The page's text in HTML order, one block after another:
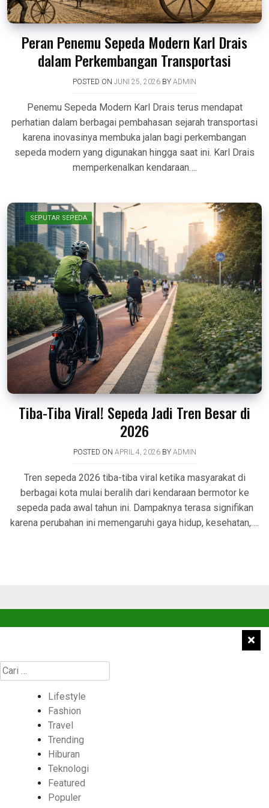
Peran Penemu Sepeda Modern Karl Drais
dalam Perkembangan Transportasi
POSTED ON JUNI 25, 2026 BY ADMIN
Penemu Sepeda Modern Karl Drais terus mendapat
perhatian dalam berbagai pembahasan sejarah transportasi
karena inovasinya membuka jalan bagi perkembangan
sepeda modern yang digunakan hingga saat ini. Karl Drais
memperkenalkan kendaraan….
SEPUTAR SEPEDA
Tiba-Tiba Viral! Sepeda Jadi Tren Besar di
2026
POSTED ON APRIL 4, 2026BY ADMIN
Tren sepeda 2026 tiba-tiba viral ketika masyarakat di
berbagai kota mulai beralih dari kendaraan bermotor ke
sepeda pada awal tahun ini. Dampaknya terasa signifikan
karena perubahan ini memengaruhi gaya hidup, kesehatan,….
Cari
untuk:
Lifestyle
Fashion
Travel
Trending
Hiburan
Teknologi
Featured
Populer